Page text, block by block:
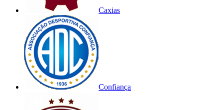
Caxias
Confiança